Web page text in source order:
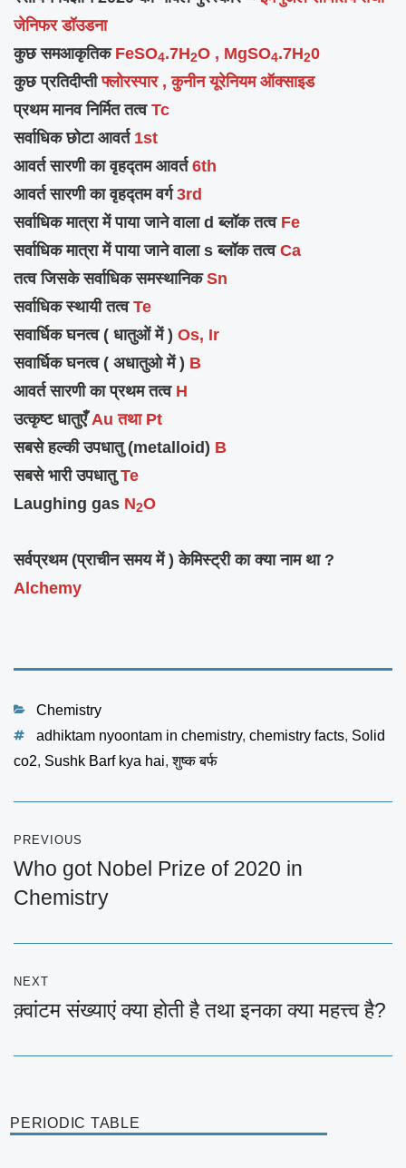
जेनिफर डॉउडना
कुछ समआकृतिक FeSO4.7H2O , MgSO4.7H20
कुछ प्रतिदीप्तीफ्लोरस्पार , कुनीन यूरेनियम ऑक्साइड
प्रथम मानव निर्मित तत्व Tc
सर्वाधिक छोटा आवर्त 1st
आवर्त सारणी का वृहद्तम आवर्त 6th
आवर्त सारणी का वृहद्तम वर्ग3rd
सर्वाधिक मात्रा में पाया जाने वाला d ब्लॉक तत्व Fe
सर्वाधिक मात्रा में पाया जाने वाला s ब्लॉक तत्व Ca
तत्व जिसके सर्वाधिक समस्थानिकSn
सर्वाधिक स्थायी तत्व Te
सवार्धिक घनत्व ( धातुओं में ) Os, Ir
सवार्धिक घनत्व ( अधातुओ में ) B
आवर्त सारणी काप्रथमतत्व H
उत्कृष्ट धातुएँAu तथा Pt
सबसे हल्की उपधातु (metalloid) B
सबसे भारी उपधातु Te
Laughing gas N2O
सर्वप्रथम (प्राचीन समय में ) केमिस्ट्री का क्या नाम था ?
Alchemy
Categories
Chemistry
Tagsadhiktam nyoontam in chemistry, chemistry facts, Solid
co2, Sushk Barf kya hai,शुष्क बर्फ
navigation
PREVIOUS
Previous
post:
Who got Nobel Prize of 2020 in
Chemistry
NEXT
Next
क़्वांटम संख्याएं क्या होती है तथा इनका क्या महत्त्व है?
PERIODIC TABLE